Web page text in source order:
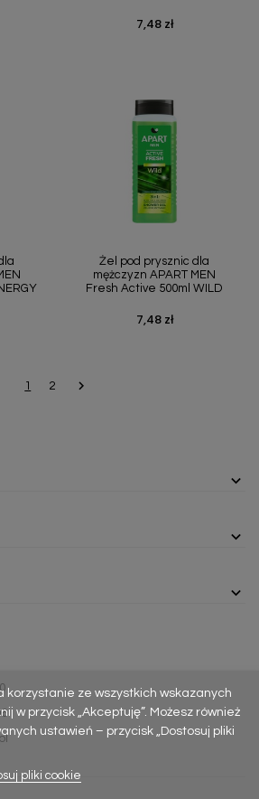
Cena
7,48 zł
Żel pod prysznic dla
mężczyzn APART MEN
Fresh Active 500ml WILD
Cena
7,48 zł
1 2 Następny

korzystanie ze wszystkich wskazanych
w przycisk „Akceptuję”. Możesz również
ustawień – przycisk „Dostosuj pliki
pliki cookie